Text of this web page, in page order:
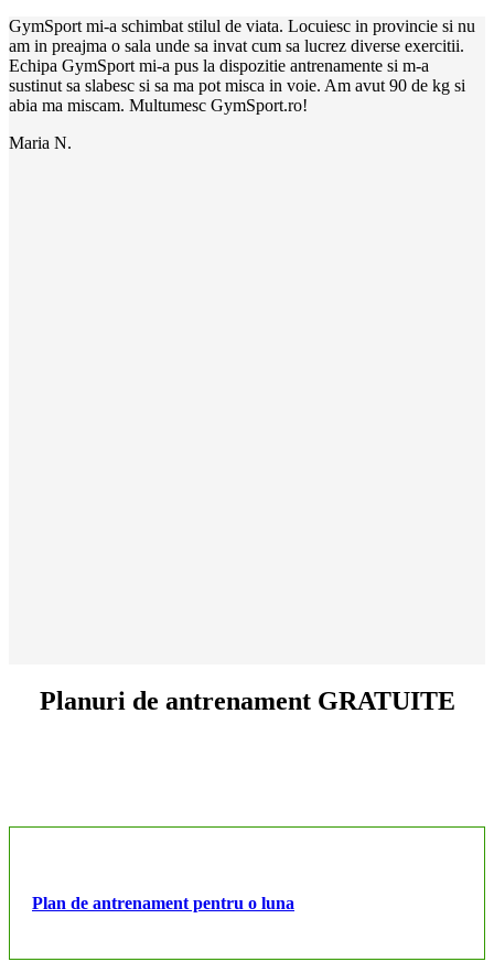
GymSport mi-a schimbat stilul de viata. Locuiesc in provincie si nu
am in preajma o sala unde sa invat cum sa lucrez diverse exercitii.
Echipa GymSport mi-a pus la dispozitie antrenamente si m-a
sustinut sa slabesc si sa ma pot misca in voie. Am avut 90 de kg si
abia ma miscam. Multumesc GymSport.ro!
Maria N.
Planuri de antrenament GRATUITE
Plan de antrenament pentru o luna